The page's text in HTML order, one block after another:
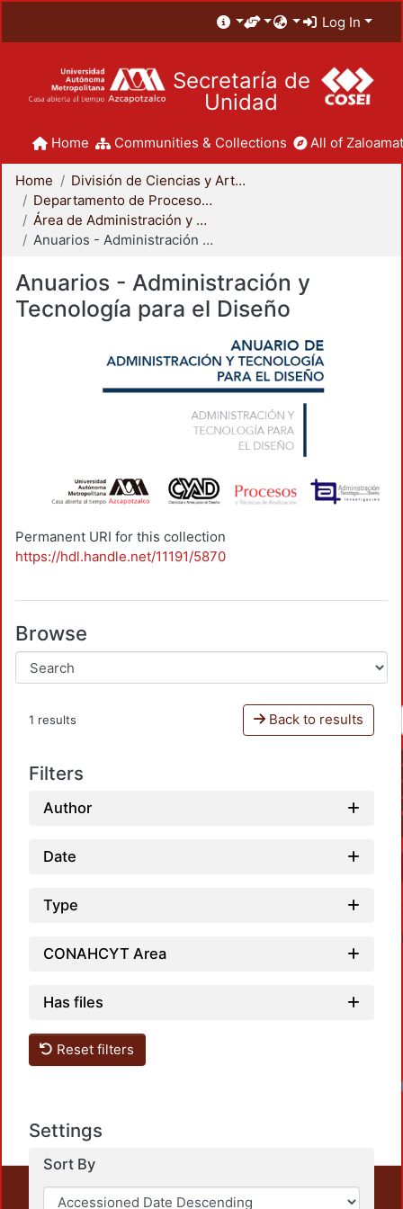
Log In
Secretaría de
Unidad
Home Communities & Collections All of
Home
División de Ciencias y Artes para el Diseño
Departamento de Procesos y Técnicas de Realización
Área de Administración y Tecnología para el Diseño
Anuarios - Administración y Tecnología para el Diseño
Anuarios - Administración y
Tecnología para el Diseño
Permanent URI for this collection
https://hdl.handle.net/11191/5870
Browse
1 results Back to results
Filters
Author
Date
Type
CONAHCYT Area
Has files
Reset filters
Settings
Sort By
This repository preserves and disseminates, in